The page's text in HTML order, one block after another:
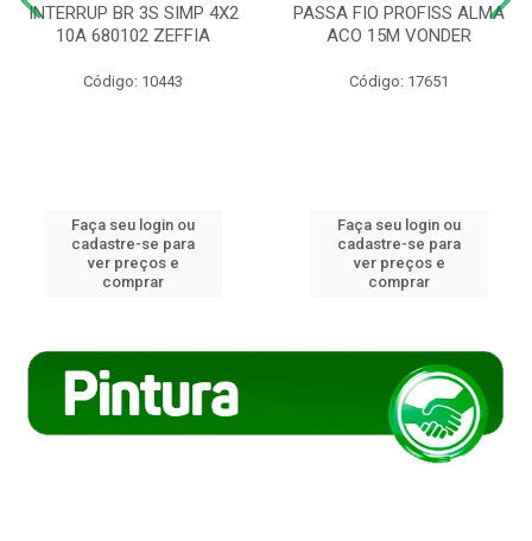
INTERRUP BR 3S SIMP 4X2
10A 680102 ZEFFIA
Código: 10443
Faça seu login ou
cadastre-se para
ver preços e
comprar
PASSA FIO PROFISS ALMA
ACO 15M VONDER
Código: 17651
Faça seu login ou
cadastre-se para
ver preços e
comprar